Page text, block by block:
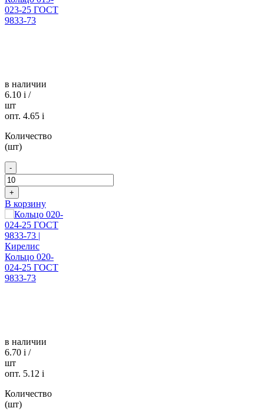
023-25 ГОСТ
9833-73
в наличии
6.10 i /
шт
опт. 4.65 i
Количество
(шт)
-
+
В корзину
Кольцо 020-
024-25 ГОСТ
9833-73
в наличии
6.70 i /
шт
опт. 5.12 i
Количество
(шт)